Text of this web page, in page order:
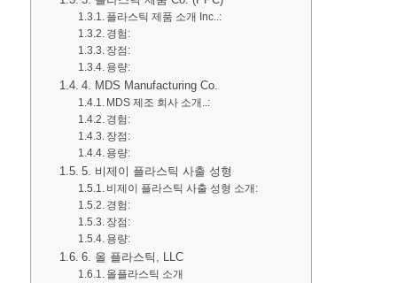
플라스틱 제품 소개 Inc..:
경험:
장점:
용량:
4. MDS Manufacturing Co.
MDS 제조 회사 소개..:
경험:
장점:
용량:
5. 비제이 플라스틱 사출 성형
비제이 플라스틱 사출 성형 소개:
경험:
장점:
용량:
6. 올 플라스틱, LLC
올플라스틱 소개